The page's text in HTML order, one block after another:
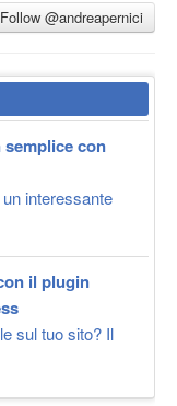
Follow @andreapernici
semplice con
interessante
il plugin
sul tuo sito? Il